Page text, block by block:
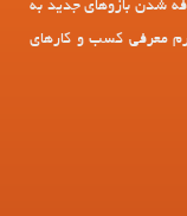
شدن بازوهای جدید به
معرفی کسب و کارهای